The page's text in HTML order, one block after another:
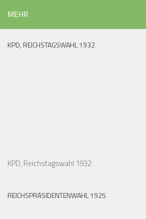
MEHR
KPD, REICHSTAGSWAHL 1932
KPD, Reichstagswahl 1932
REICHSPRÄSIDENTENWAHL 1925